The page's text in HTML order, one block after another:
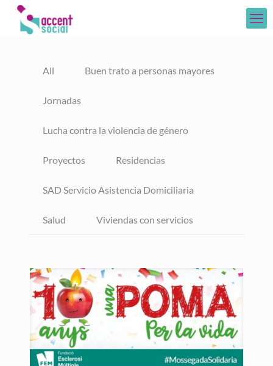
All Buen trato a personas mayores
Jornadas
Lucha contra la violencia de género
Proyectos Residencias
SAD Servicio Asistencia Domiciliaria
Salud Viviendas con servicios